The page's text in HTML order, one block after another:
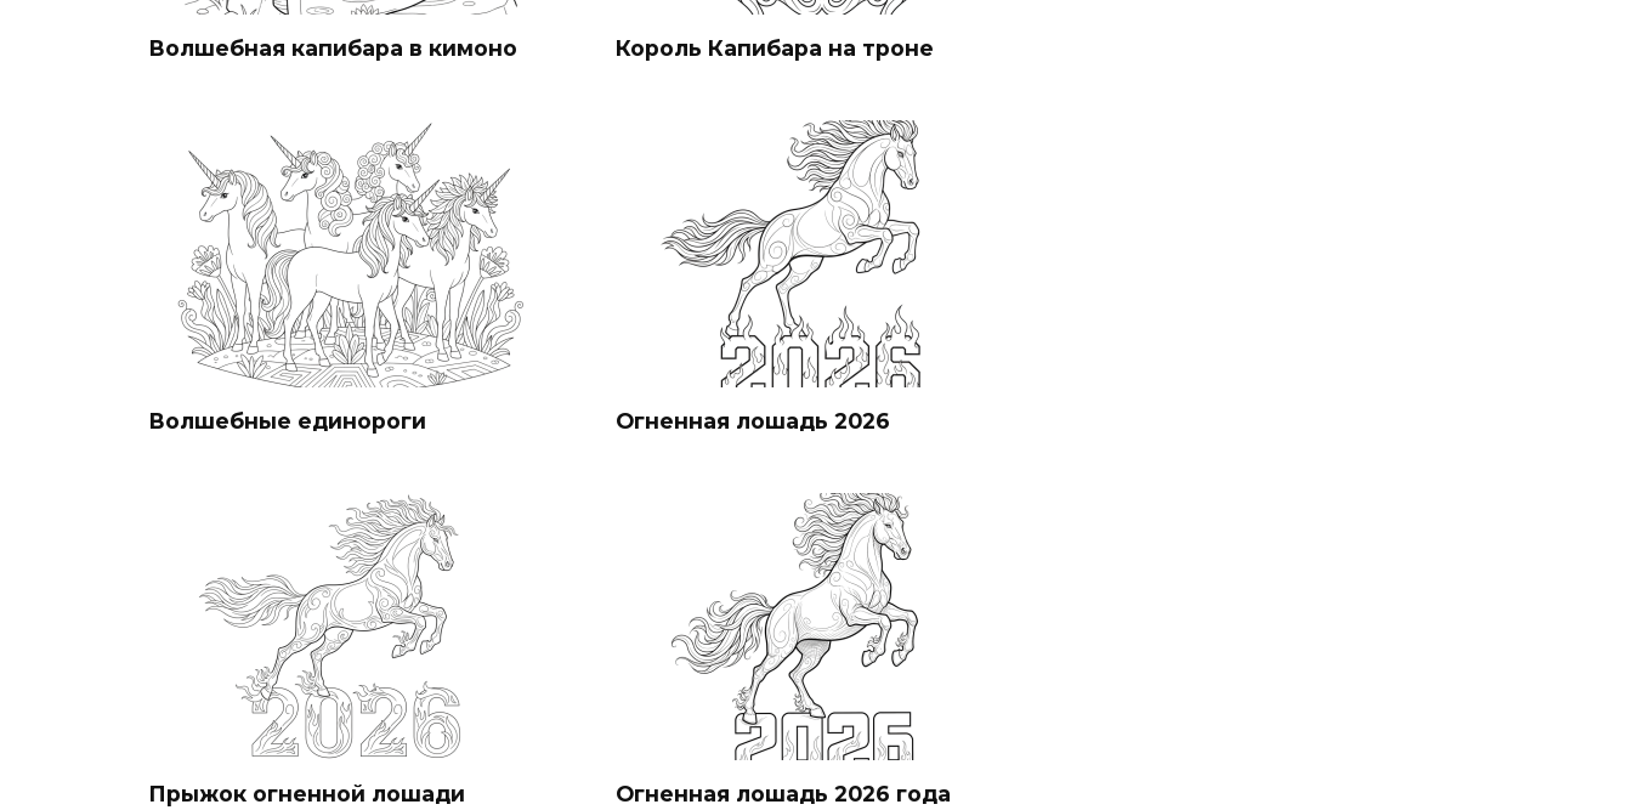
Волшебная капибара в кимоно Король Капибара на троне
Волшебные единороги Огненная лошадь 2026
Прыжок огненной лошади Огненная лошадь 2026 года